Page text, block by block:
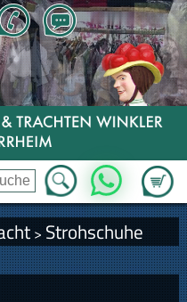
Zum
WhatsApp
> Strohschuhe